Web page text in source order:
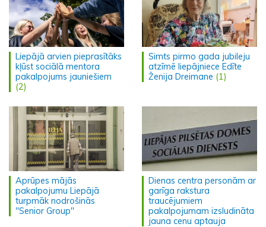
Liepājā arvien pieprasītāks
kļūst sociālā mentora
pakalpojums jauniešiem
(2)
Simts pirmo gada jubileju
atzīmē liepājniece Edīte
Ženija Dreimane (1)
Aprūpes mājās
pakalpojumu Liepājā
turpmāk nodrošinās
"Senior Group"
Dienas centra personām ar
garīga rakstura
traucējumiem
pakalpojumam izsludināta
jauna cenu aptauja